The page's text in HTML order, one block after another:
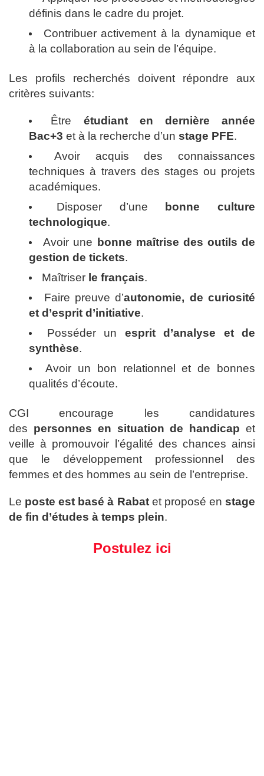
définis dans le cadre du projet.
Contribuer activement à la dynamique et
à la collaboration au sein de l’équipe.
Les profils recherchés doivent répondre aux
critères suivants:
Être étudiant en dernière année
Bac+3 et à la recherche d’unstage PFE.
Avoir acquis des connaissances
techniques à travers des stages ou projets
académiques.
Disposer d’une
bonne culture
technologique.
Avoir une
bonne maîtrise des outils de
gestion de tickets.
Maîtriser le français.
Faire preuve d’autonomie, de curiosité
et d’esprit d’initiative.
Posséder un esprit d’analyse et de
synthèse.
Avoir un bon relationnel et de bonnes
qualités d’écoute.
CGI encourage les candidatures
des personnes en situation de handicap et
veille à promouvoir l’égalité des chances ainsi
que le développement professionnel des
femmes et des hommes au sein de l’entreprise.
Le poste est basé à Rabatet proposé enstage
de fin d’études à temps plein.
Postulez ici